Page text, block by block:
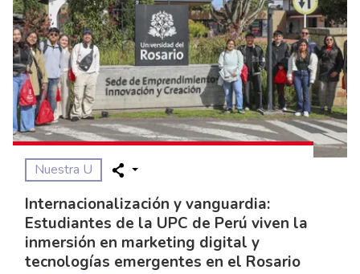
Nuestra U
Internacionalización y vanguardia:
Estudiantes de la UPC de Perú viven la
inmersión en marketing digital y
tecnologías emergentes en el Rosario